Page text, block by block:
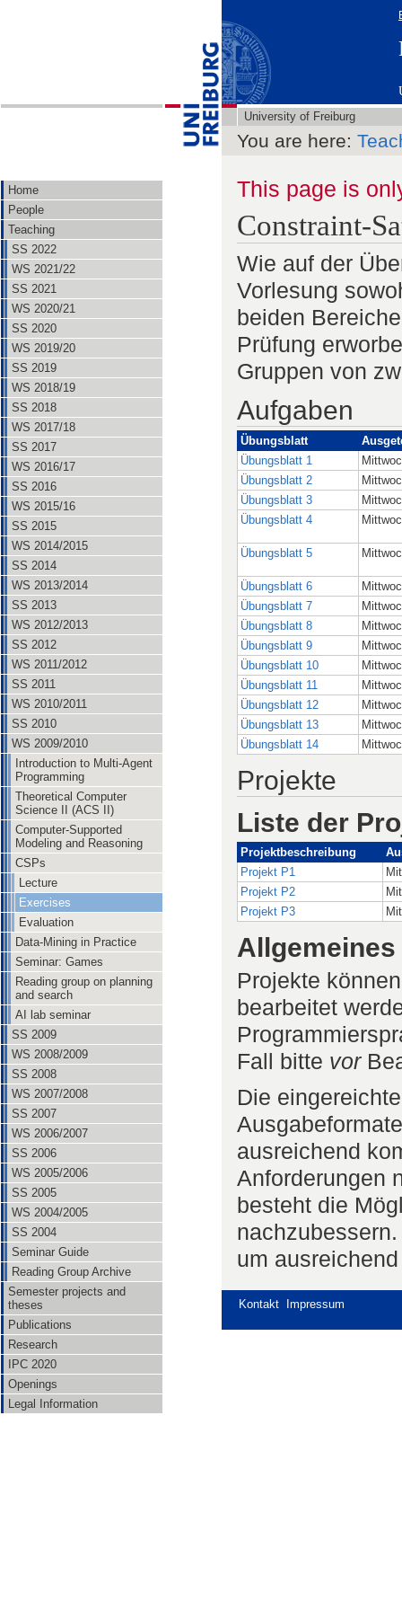
Home
People
Teaching
SS 2022
WS 2021/22
SS 2021
WS 2020/21
SS 2020
WS 2019/20
SS 2019
WS 2018/19
SS 2018
WS 2017/18
SS 2017
WS 2016/17
SS 2016
WS 2015/16
SS 2015
WS 2014/2015
SS 2014
WS 2013/2014
SS 2013
WS 2012/2013
SS 2012
WS 2011/2012
SS 2011
WS 2010/2011
SS 2010
WS 2009/2010
Introduction to Multi-Agent
Programming
Theoretical Computer
Science II (ACS II)
Computer-Supported
Modeling and Reasoning
CSPs
Lecture
Exercises
Evaluation
Data-Mining in Practice
Seminar: Games
Reading group on planning
and search
AI lab seminar
SS 2009
WS 2008/2009
SS 2008
WS 2007/2008
SS 2007
WS 2006/2007
SS 2006
WS 2005/2006
SS 2005
WS 2004/2005
SS 2004
Seminar Guide
Reading Group Archive
Semester projects and
theses
Publications
Research
IPC 2020
Openings
Legal Information
University of Freiburg
You are here:
This page is
Constraint-
Wie auf der
Vorlesung
beiden
Prüfung
Gruppen von
Aufgaben
Übungsblatt
Übungsblatt 1
Übungsblatt 2
Übungsblatt 3
Übungsblatt 4
Übungsblatt 5
Übungsblatt 6
Übungsblatt 7
Übungsblatt 8
Übungsblatt 9
Übungsblatt 10
Übungsblatt 11
Übungsblatt 12
Übungsblatt 13
Übungsblatt 14
Projekte
Liste der
Projektbeschreibung
Projekt P1
Projekt P2
Projekt P3
Projekte
bearbeitet
Fall bitte vor
Die
ausreichend
Anforderungen
besteht die
um
Kontakt Impressum